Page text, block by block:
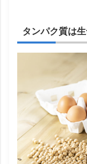
タンパク質は